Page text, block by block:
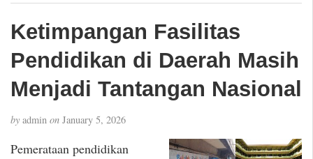
Ketimpangan Fasilitas
Pendidikan di Daerah Masih
Menjadi Tantangan Nasional
by admin on January 5, 2026
Pemerataan pendidikan